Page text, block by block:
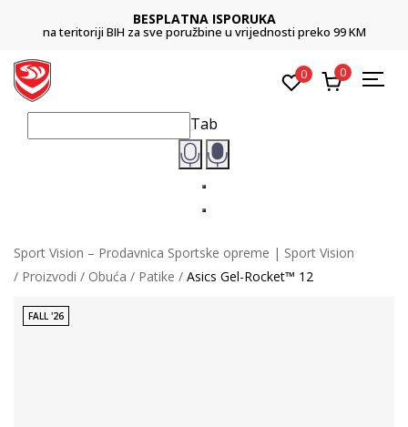
BESPLATNA ISPORUKA
na teritoriji BIH za sve poružbine u vrijednosti preko 99 KM
0 0
Tab
Sport Vision – Prodavnica Sportske opreme | Sport Vision
Proizvodi
Obuća Patike Asics Gel-Rocket™ 12
FALL '26